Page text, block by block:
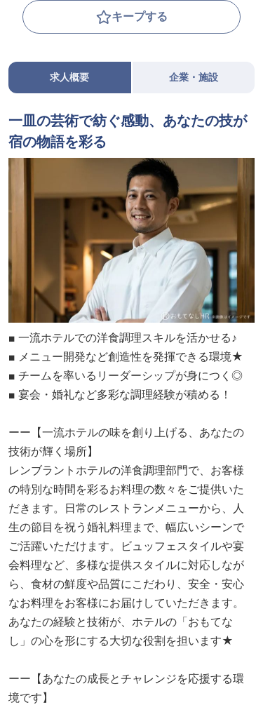
キープする
求人概要 企業・施設
一皿の芸術で紡ぐ感動、あなたの技が
宿の物語を彩る
■ 一流ホテルでの洋食調理スキルを活かせる♪
■ メニュー開発など創造性を発揮できる環境★
■ チームを率いるリーダーシップが身につく◎
■ 宴会・婚礼など多彩な調理経験が積める！
ーー【一流ホテルの味を創り上げる、あなたの
技術が輝く場所】
レンブラントホテルの洋食調理部門で、お客様
の特別な時間を彩るお料理の数々をご提供いた
だきます。日常のレストランメニューから、人
生の節目を祝う婚礼料理まで、幅広いシーンで
ご活躍いただけます。ビュッフェスタイルや宴
会料理など、多様な提供スタイルに対応しなが
ら、食材の鮮度や品質にこだわり、安全・安心
なお料理をお客様にお届けしていただきます。
あなたの経験と技術が、ホテルの「おもてな
し」の心を形にする大切な役割を担います★
ーー【あなたの成長とチャレンジを応援する環
境です】